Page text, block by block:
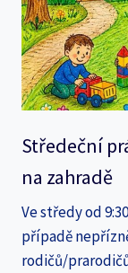
Středeční
na zahradě
Ve středy od
případě
rodičů/